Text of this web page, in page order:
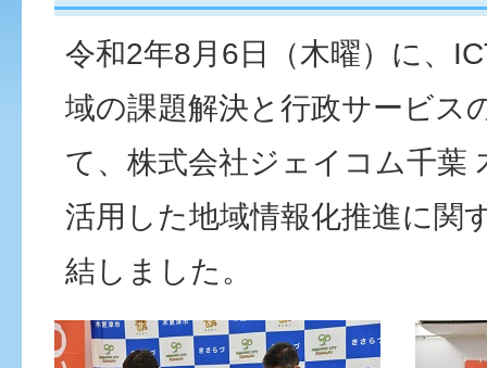
令和2年8月6日（木曜）に、
域の課題解決と行政サービス
て、株式会社ジェイコム千葉
活用した地域情報化推進に関
結しました。